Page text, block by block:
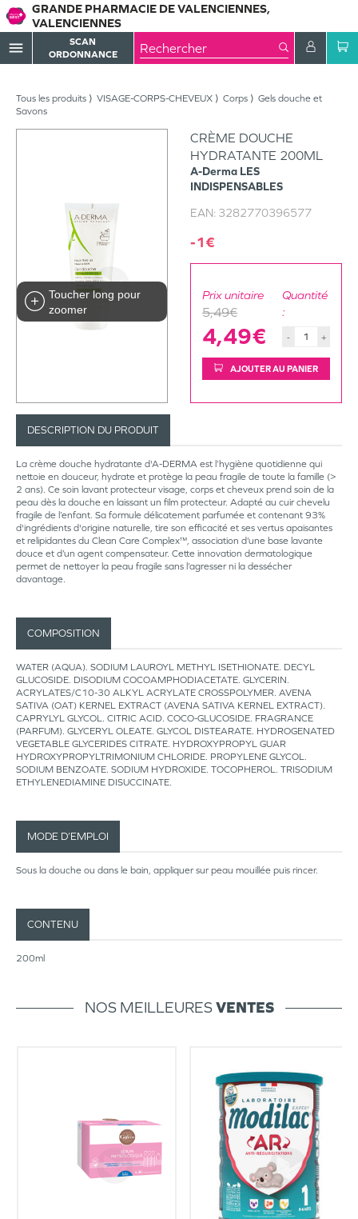
GRANDE PHARMACIE DE VALENCIENNES,
VALENCIENNES
menu
SCAN
ORDONNANCE
Tous les produits VISAGE-CORPS-CHEVEUX Corps
Gels douche et
Savons
Toucher long pour
zoomer
CRÈME DOUCHE
HYDRATANTE 200ML
A-Derma LES
INDISPENSABLES
EAN: 3282770396577
-1€
Prix unitaire
5,49€
4,49€
Quantité
:
- +
AJOUTER AU PANIER
DESCRIPTION DU PRODUIT
La crème douche hydratante d'A-DERMA est l’hygiène quotidienne qui
nettoie en douceur, hydrate et protège la peau fragile de toute la famille (>
2 ans). Ce soin lavant protecteur visage, corps et cheveux prend soin de la
peau dès la douche en laissant un film protecteur. Adapté au cuir chevelu
fragile de l’enfant. Sa formule délicatement parfumée et contenant 93%
d'ingrédients d'origine naturelle, tire son efficacité et ses vertus apaisantes
et relipidantes du Clean Care Complex™, association d’une base lavante
douce et d’un agent compensateur. Cette innovation dermatologique
permet de nettoyer la peau fragile sans l’agresser ni la dessécher
davantage.
COMPOSITION
WATER (AQUA). SODIUM LAUROYL METHYL ISETHIONATE. DECYL
GLUCOSIDE. DISODIUM COCOAMPHODIACETATE. GLYCERIN.
ACRYLATES/C10-30 ALKYL ACRYLATE CROSSPOLYMER. AVENA
SATIVA (OAT) KERNEL EXTRACT (AVENA SATIVA KERNEL EXTRACT).
CAPRYLYL GLYCOL. CITRIC ACID. COCO-GLUCOSIDE. FRAGRANCE
(PARFUM). GLYCERYL OLEATE. GLYCOL DISTEARATE. HYDROGENATED
VEGETABLE GLYCERIDES CITRATE. HYDROXYPROPYL GUAR
HYDROXYPROPYLTRIMONIUM CHLORIDE. PROPYLENE GLYCOL.
SODIUM BENZOATE. SODIUM HYDROXIDE. TOCOPHEROL. TRISODIUM
ETHYLENEDIAMINE DISUCCINATE.
MODE D’EMPLOI
Sous la douche ou dans le bain, appliquer sur peau mouillée puis rincer.
CONTENU
200ml
NOS MEILLEURESVENTES